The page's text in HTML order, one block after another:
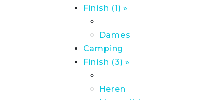
Finish (1) »
Dames
Camping
Finish (3) »
Heren